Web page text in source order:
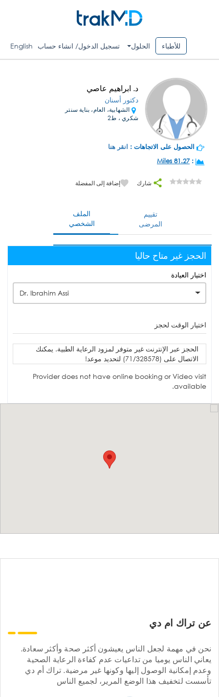
للأطباء الحلول تسجيل الدخول/ انشاء حساب English
د. ابراهيم عاصي
دكتور أسنان
الشهابية، العام، بناية سنتر
شكري ، ط2
الحصول على الاتجاهات : انقر هنا
:
81.27 Miles
شارك إضافة إلى المفضلة
الملف
الشخصي
تقييم
المرضى
الحجز غير متاح حاليا
اختيار العيادة
Dr. Ibrahim Assi
اختيار الوقت لحجز
الحجز عبر الإنترنت غير متوفر لمزود الرعاية الطبية. يمكنك
الاتصال على (71/328578) لتحديد موعد!
Provider does not have online booking or Video visit
available.
عن تراك ام دي
نحن في مهمة لجعل الناس يعيشون أكثر صحة وأكثر سعادة.
يعاني الناس يوميا من تداعيات عدم كفاءة الرعاية الصحية
وعدم إمكانية الوصول إليها وكونها غير مرضية. تراك أم دي
تأسست لتخفيف هذا الوضع المرير، لجميع الناس